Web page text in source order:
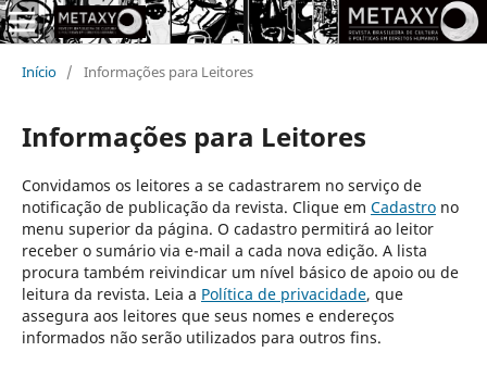
Início / Informações para Leitores
Informações para Leitores
Convidamos os leitores a se cadastrarem no serviço de
notificação de publicação da revista. Clique em Cadastrono
menu superior da página. O cadastro permitirá ao leitor
receber o sumário via e-mail a cada nova edição. A lista
procura também reivindicar um nível básico de apoio ou de
leitura da revista. Leia a Política de privacidade, que
assegura aos leitores que seus nomes e endereços
informados não serão utilizados para outros fins.